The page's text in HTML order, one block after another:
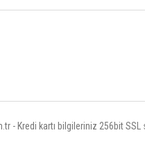
Kredi kartı bilgileriniz 256bit SSL